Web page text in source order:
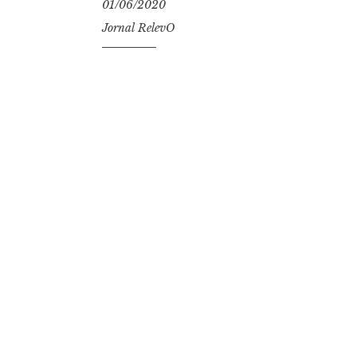
01/06/2020
Jornal RelevO